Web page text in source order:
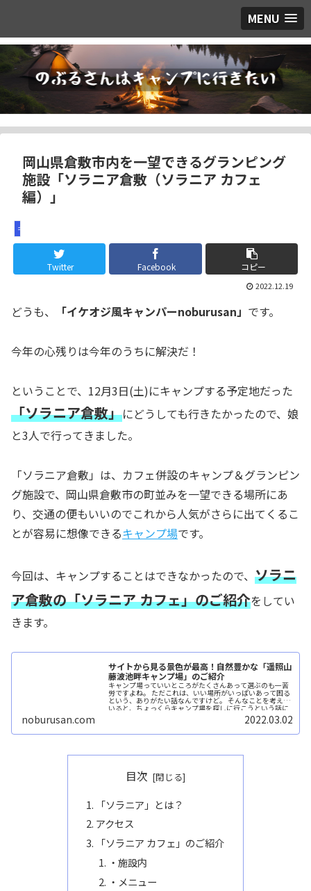
MENU
岡山県倉敷市内を一望できるグランピング
施設「ソラニア倉敷（ソラニア カフェ
編）」
キャンプ場紹介
Twitter Facebook コピー
2022.12.19
どうも、 「イケオジ風キャンパーnoburusan」 です。
今年の心残りは今年のうちに解決だ！
ということで、12月3日(土)にキャンプする予定地だった
「ソラニア倉敷」にどうしても行きたかったので、娘
と3人で行ってきました。
「ソラニア倉敷」は、カフェ併設のキャンプ＆グランピン
グ施設で、岡山県倉敷市の町並みを一望できる場所にあ
り、交通の便もいいのでこれから人気がさらに出てくるこ
とが容易に想像できるキャンプ場です。
今回は、キャンプすることはできなかったので、 ソラニ
ア倉敷の「ソラニア カフェ」のご紹介をしてい
きます。
サイトから見る景色が最高！自然豊かな「遥照山
藤波池畔キャンプ場」のご紹介
キャンプ場っていいところがたくさんあって選ぶのも一苦
労ですよね。 ただこれは、いい場所がいっぱいあって困る
という、ありがたい話なんですけど。 そんなことを考えて
いると、ちょっくらキャンプ場を探しに行こうという話に
noburusan.com 2022.03.02
目次
「ソラニア」とは？
アクセス
「ソラニア カフェ」のご紹介
・施設内
・メニュー